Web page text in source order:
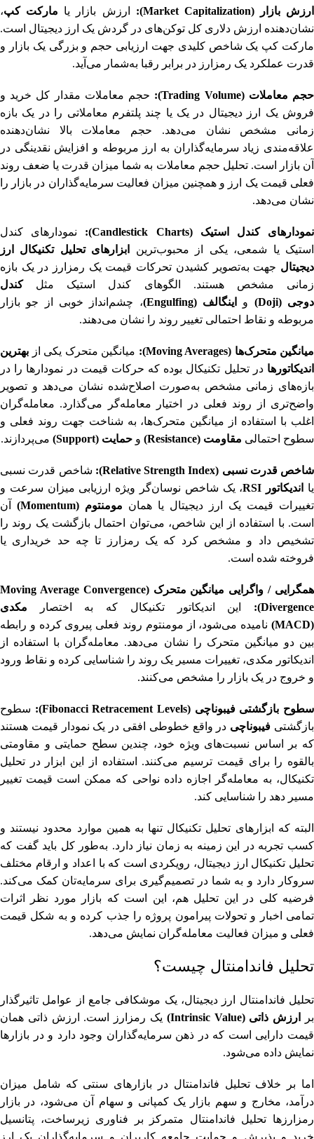
ارزش بازار (Market Capitalization): ارزش بازار یا مارکت کپ،
نشان‌دهنده ارزش دلاری کل توکن‌های در گردش یک ارز دیجیتال است.
مارکت کپ یک شاخص کلیدی جهت ارزیابی حجم و بزرگی یک بازار و
قدرت عملکرد یک رمزارز در برابر رقبا به‌شمار می‌آید.
حجم معاملات (Trading Volume):
حجم معاملات مقدار کل خرید و
فروش یک ارز دیجیتال در یک یا چند پلتفرم معاملاتی را در یک بازه
زمانی مشخص نشان می‌دهد. حجم معاملات بالا نشان‌دهنده
علاقه‌مندی زیاد سرمایه‌گذاران به ارز مربوطه و افزایش نقدینگی در
آن بازار است. تحلیل حجم معاملات به شما میزان قدرت یا ضعف روند
فعلی قیمت یک ارز و همچنین میزان فعالیت سرمایه‌گذاران در بازار را
نشان می‌دهد.
نمودارهای کندل استیک (Candlestick Charts):
نمودارهای کندل
استیک یا شمعی، یکی از محبوب‌ترین
ابزارهای تحلیل تکنیکال ارز
دیجیتال جهت به‌تصویر کشیدن تحرکات قیمت یک رمزارز در یک بازه
زمانی مشخص هستند. الگوهای کندل استیک مثل کندل
دوجی (Doji)
و اینگالف (Engulfing)
، چشم‌انداز خوبی از جو بازار
مربوطه و نقاط احتمالی تغییر روند را نشان می‌دهند.
میانگین متحرک‌ها (Moving Averages): میانگین متحرک یکی از بهترین
اندیکاتورها در تحلیل تکنیکال بوده که حرکات قیمت در نمودارها را در
بازه‌های زمانی مشخص به‌صورت اصلاح‌شده نشان می‌دهد و تصویر
واضح‌تری از روند فعلی در اختیار معامله‌گر می‌گذارد. معامله‌گران
اغلب با استفاده از میانگین متحرک‌ها، به شناخت جهت روند فعلی و
سطوح احتمالی مقاومت (Resistance) و حمایت (Support) می‌پردازند.
شاخص قدرت نسبی (Relative Strength Index):
شاخص قدرت نسبی
یا
اندیکاتور RSI
، یک شاخص نوسان‌گر ویژه ارزیابی میزان سرعت و
تغییرات قیمت یک ارز دیجیتال یا همان مومنتوم (Momentum)
آن
است. با استفاده از این شاخص، می‌توان احتمال بازگشت یک روند را
تشخیص داد و مشخص کرد که یک رمزارز تا چه حد خریداری یا
فروخته شده است.
همگرایی / واگرایی میانگین متحرک (Moving Average Convergence
Divergence):
این اندیکاتور تکنیکال که به اختصار مکدی
(MACD)
نامیده می‌شود، از مومنتوم روند فعلی پیروی کرده و رابطه
بین دو میانگین متحرک را نشان می‌دهد. معامله‌گران با استفاده از
اندیکاتور مکدی، تغییرات مسیر یک روند را شناسایی کرده و نقاط ورود
و خروج در یک بازار را مشخص می‌کنند.
سطوح بازگشتی فیبوناچی (Fibonacci Retracement Levels):
سطوح
بازگشتی فیبوناچی در واقع خطوطی افقی در یک نمودار قیمت هستند
که بر اساس نسبت‌های ویژه خود، چندین سطح حمایتی و مقاومتی
بالقوه را برای قیمت ترسیم می‌کنند. استفاده از این ابزار در تحلیل
تکنیکال، به معامله‌گر اجازه داده نواحی که ممکن است قیمت تغییر
مسیر دهد را شناسایی کند.
البته که ابزارهای تحلیل تکنیکال تنها به همین موارد محدود نیستند و
کسب تجربه در این زمینه به زمان نیاز دارد. به‌طور کل باید گفت که
تحلیل تکنیکال ارز دیجیتال، رویکردی است که با اعداد و ارقام مختلف
سروکار دارد و به شما در تصمیم‌گیری برای سرمایه‌تان کمک می‌کند.
فرضیه کلی در این تحلیل هم، این است که بازار مورد نظر اثرات
تمامی اخبار و تحولات پیرامون پروژه را جذب کرده و به شکل قیمت
فعلی و میزان فعالیت معامله‌گران نمایش می‌دهد.
تحلیل فاندامنتال چیست؟
تحلیل فاندامنتال ارز دیجیتال، یک موشکافی جامع از عوامل تاثیرگذار
بر
ارزش ذاتی (Intrinsic Value)
یک رمزارز است. ارزش ذاتی همان
قیمت دارایی است که در ذهن سرمایه‌گذاران وجود دارد و در بازارها
نمایش داده می‌شود.
اما بر خلاف تحلیل فاندامنتال در بازارهای سنتی که شامل میزان
درآمد، مخارج و سهم بازار یک کمپانی و سهام آن می‌شود، در بازار
رمزارزها تحلیل فاندامنتال متمرکز بر فناوری زیرساخت، پتانسیل